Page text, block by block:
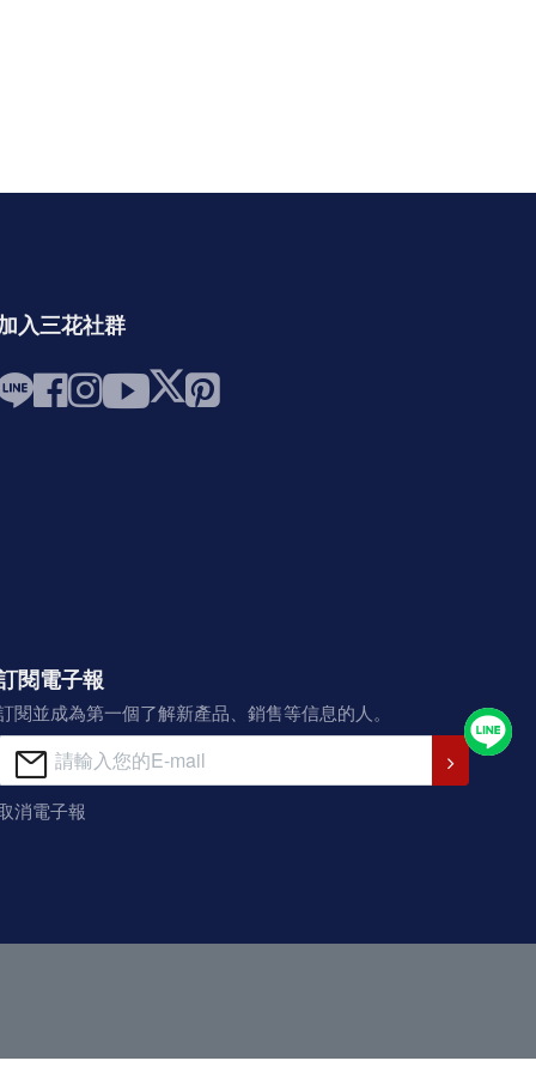
入三花社群
閱電子報
閱並成為第一個了解新產品、銷售等信息的人。
消電子報